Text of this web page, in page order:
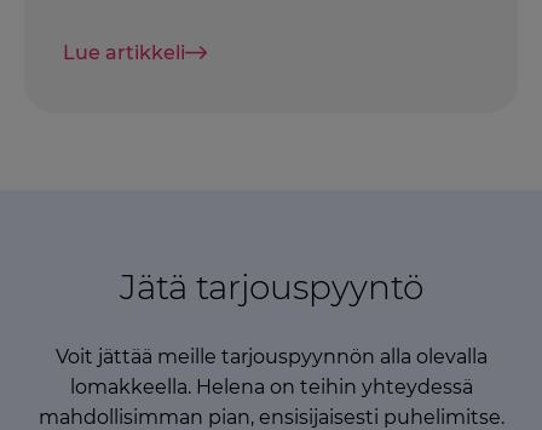
Lue artikkeli
Jätä tarjouspyyntö
Voit jättää meille tarjouspyynnön alla olevalla
lomakkeella. Helena on teihin yhteydessä
mahdollisimman pian, ensisijaisesti puhelimitse.